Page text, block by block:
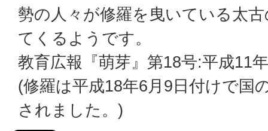
勢の人々が修羅を曳いている太
てくるようです。
教育広報『萌芽』第18号:平成11
(修羅は平成18年6月9日付けで国
されました。)